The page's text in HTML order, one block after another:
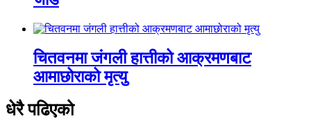
चितवनमा जंगली हात्तीको आक्रमणबाट
आमाछोराको मृत्यु
धेरै पढिएको